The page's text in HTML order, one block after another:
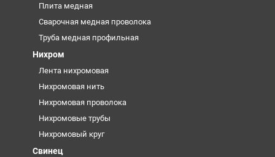
Плита медная
Сварочная медная проволока
Труба медная профильная
Нихром
Лента нихромовая
Нихромовая нить
Нихромовая проволока
Нихромовые трубы
Нихромовый круг
Свинец